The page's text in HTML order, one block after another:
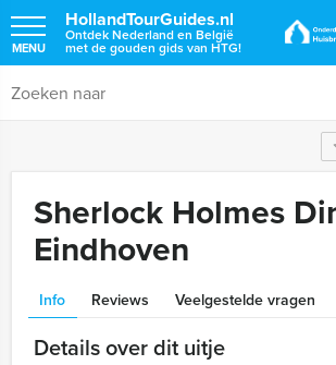
HollandTourGuides.nl
Ontdek Nederland en België
met de gouden gids van HTG!
MENU
Sherlock Holmes
Eindhoven
Info Reviews Veelgestelde vragen
Details over dit uitje